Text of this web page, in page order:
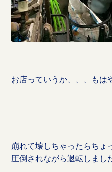
お店っていうか、、、もは
崩れて壊しちゃったらちょ
圧倒されながら退転しまし